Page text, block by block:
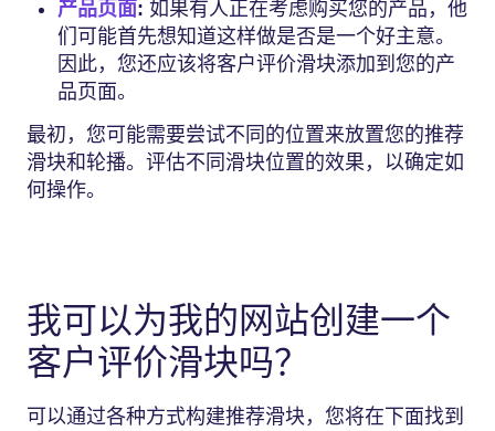
产品页面: 如果有人正在考虑购买您的产品，他
们可能首先想知道这样做是否是一个好主意。
因此，您还应该将客户评价滑块添加到您的产
品页面。
最初，您可能需要尝试不同的位置来放置您的推荐
滑块和轮播。评估不同滑块位置的效果，以确定如
何操作。
我可以为我的网站创建一个
客户评价滑块吗？
可以通过各种方式构建推荐滑块，您将在下面找到